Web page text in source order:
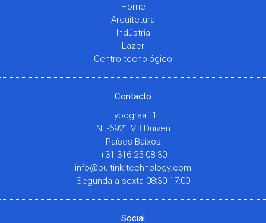
Home
Arquitetura
Indústria
Lazer
Centro tecnológico
Contacto
Typograaf 1
NL-6921 VB Duiven
Países Baixos
+31 316 25 08 30
info@buitink-technology.com
Segunda a sexta 08:30-17:00
Social